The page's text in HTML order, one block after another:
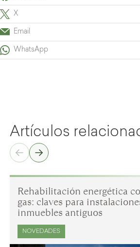
X
Email
WhatsApp
Artículos
Rehabilitación energética
gas: claves para
inmuebles antiguos
NOVEDADES